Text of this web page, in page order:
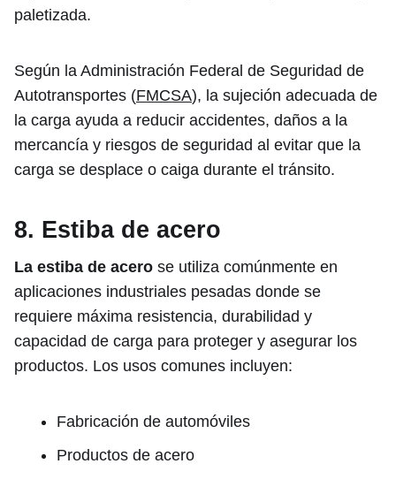
paletizada.
Según la Administración Federal de Seguridad de
Autotransportes (FMCSA), la sujeción adecuada de
la carga ayuda a reducir accidentes, daños a la
mercancía y riesgos de seguridad al evitar que la
carga se desplace o caiga durante el tránsito.
8. Estiba de acero
La estiba de acero se utiliza comúnmente en
aplicaciones industriales pesadas donde se
requiere máxima resistencia, durabilidad y
capacidad de carga para proteger y asegurar los
productos. Los usos comunes incluyen:
Fabricación de automóviles
Productos de acero